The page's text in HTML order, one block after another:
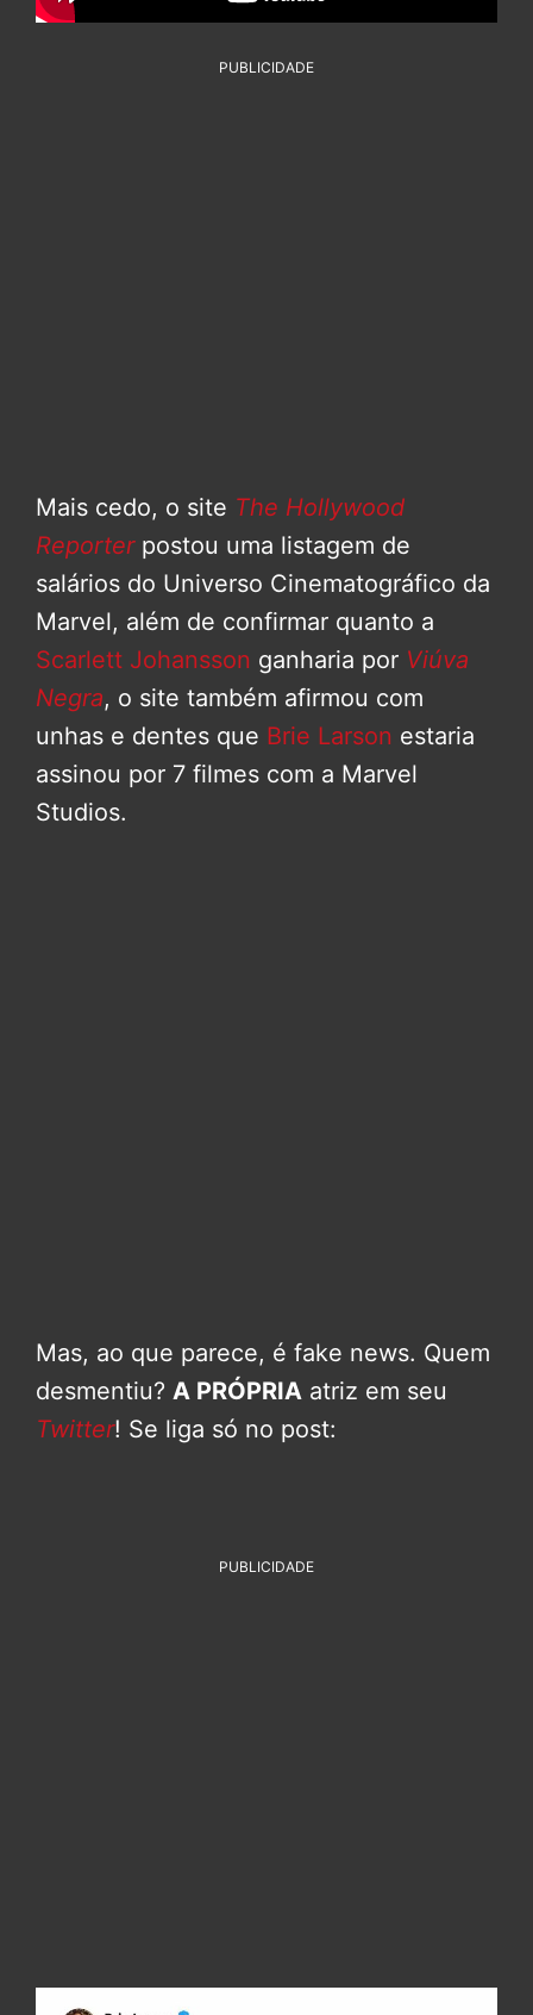
PUBLICIDADE
Mais cedo, o site The Hollywood
Reporterpostou uma listagem de
salários do Universo Cinematográfico da
Marvel, além de confirmar quanto a
Scarlett Johansson ganharia por Viúva
Negra, o site também afirmou com
unhas e dentes que Brie Larson estaria
assinou por 7 filmes com a Marvel
Studios.
Mas, ao que parece, é fake news. Quem
desmentiu? A PRÓPRIA atriz em seu
Twitter! Se liga só no post:
PUBLICIDADE